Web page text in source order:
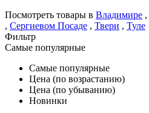
Посмотреть товары в Владимире ,
, Сергиевом Посаде , Твери , Туле
Фильтр
Самые популярные
Самые популярные
Цена (по возрастанию)
Цена (по убыванию)
Новинки